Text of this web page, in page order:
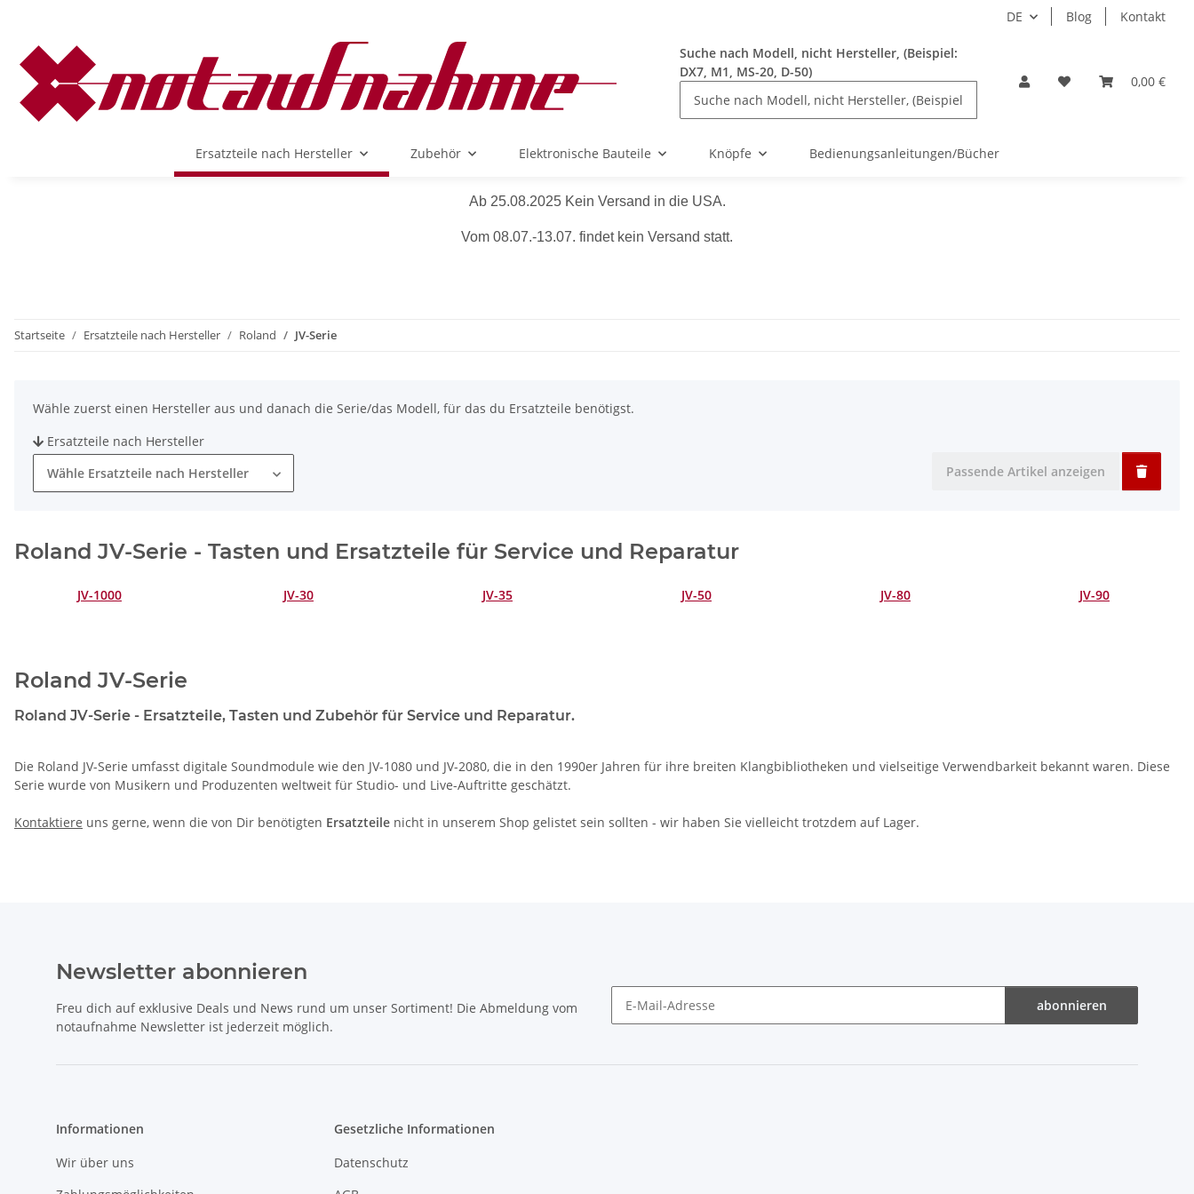
DE Blog Kontakt
Suche nach Modell, nicht Hersteller, (Beispiel:
DX7, M1, MS-20, D-50)
0,00 €
Ersatzteile nach Hersteller Zubehör Elektronische Bauteile Knöpfe Bedienungsanleitungen/Bücher
Ab 25.08.2025 Kein Versand in die USA.
Vom 08.07.-13.07. findet kein Versand statt.
Startseite Ersatzteile nach Hersteller Roland JV-Serie
Wähle zuerst einen Hersteller aus und danach die Serie/das Modell, für das du Ersatzteile benötigst.
Ersatzteile nach Hersteller
Wähle Ersatzteile nach Hersteller
Passende Artikel anzeigen
Roland JV-Serie - Tasten und Ersatzteile für Service und Reparatur
JV-1000 JV-30 JV-35 JV-50 JV-80 JV-90
Roland JV-Serie
Roland JV-Serie - Ersatzteile, Tasten und Zubehör für Service und Reparatur.
Die Roland JV-Serie umfasst digitale Soundmodule wie den JV-1080 und JV-2080, die in den 1990er Jahren für ihre breiten Klangbibliotheken und vielseitige Verwendbarkeit bekannt waren. Diese
Serie wurde von Musikern und Produzenten weltweit für Studio- und Live-Auftritte geschätzt.
Kontaktiere uns gerne, wenn die von Dir benötigten Ersatzteile nicht in unserem Shop gelistet sein sollten - wir haben Sie vielleicht trotzdem auf Lager.
Newsletter abonnieren
Freu dich auf exklusive Deals und News rund um unser Sortiment! Die Abmeldung vom
notaufnahme Newsletter ist jederzeit möglich.
abonnieren
Informationen
Wir über uns
Gesetzliche Informationen
Datenschutz